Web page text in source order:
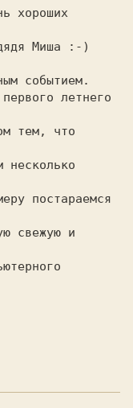
хороших
Миша :-)
событием.
несколько
свежую и